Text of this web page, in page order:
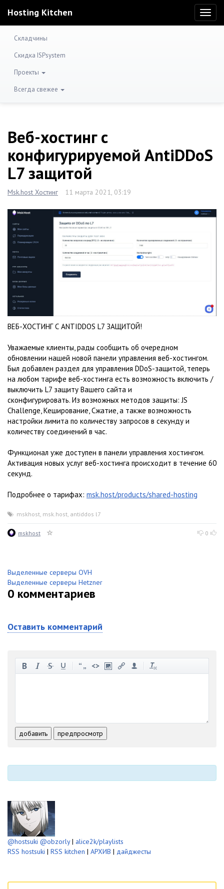
Hosting Kitchen
Складчины
Скидка ISPsystem
Проекты
Всегда свежее
Веб-хостинг с
конфигурируемой AntiDDoS
L7 защитой
Msk.host Хостинг 11 марта 2021, 03:19
ВЕБ-ХОСТИНГ С ANTIDDOS L7 ЗАЩИТОЙ!
Уважаемые клиенты, рады сообщить об очередном
обновлении нашей новой панели управления веб-хостингом.
Был добавлен раздел для управления DDoS-защитой, теперь
на любом тарифе веб-хостинга есть возможность включить /
выключить L7 защиту Вашего сайта и
сконфигурировать. Из возможных методов защиты: JS
Challenge, Кеширование, Сжатие, а также возможность
настройки лимита по количеству запросов в секунду и
количеству соединений в час.
Функционал уже доступен в панели управления хостингом.
Активация новых услуг веб-хостинга происходит в течение 60
секунд.
Подробнее о тарифах: msk.host/products/shared-hosting
mskhost, msk.host, antiddos l7
mskhost 0
Выделенные серверы OVH
Выделенные серверы Hetzner
0 комментариев
Оставить комментарий
-
-
-
добавить предпросмотр
@hostsuki @obzorly| alice2k/playlists
RSS hostsuki | RSS kitchen | АРХИВ | дайджесты